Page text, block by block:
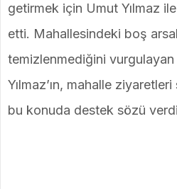
getirmek için Umut Yılmaz
etti. Mahallesindeki boş
temizlenmediğini
Yılmaz’ın, mahalle
bu konuda destek sözü